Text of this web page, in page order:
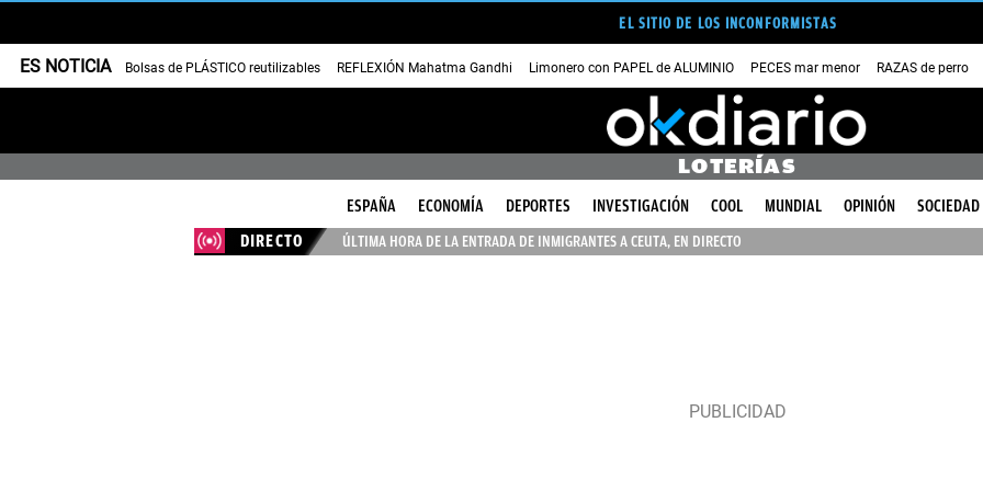
EL SITIO DE LOS INCONFORMISTAS
ES NOTICIA Bolsas de PLÁSTICO reutilizables REFLEXIÓN Mahatma Gandhi Limonero con PAPEL de ALUMINIO PECES mar menor RAZAS de perro
LOTERÍAS
ESPAÑA ECONOMÍA DEPORTES INVESTIGACIÓN COOL MUNDIAL OPINIÓN SOCIEDAD
DIRECTO
ÚLTIMA HORA DE LA ENTRADA DE INMIGRANTES A CEUTA, EN DIRECTO